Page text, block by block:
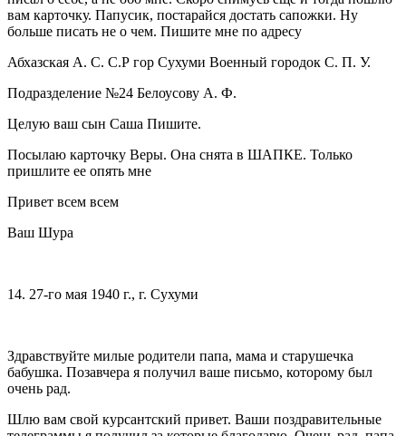
вам карточку. Папусик, постарайся достать сапожки. Ну
больше писать не о чем. Пишите мне по адресу
Абхазская А. С. С.Р гор Сухуми Военный городок С. П. У.
Подразделение №24 Белоусову А. Ф.
Целую ваш сын Саша Пишите.
Посылаю карточку Веры. Она снята в ШАПКЕ. Только
пришлите ее опять мне
Привет всем всем
Ваш Шура
14. 27-го мая 1940 г., г. Сухуми
Здравствуйте милые родители папа, мама и старушечка
бабушка. Позавчера я получил ваше письмо, которому был
очень рад.
Шлю вам свой курсантский привет. Ваши поздравительные